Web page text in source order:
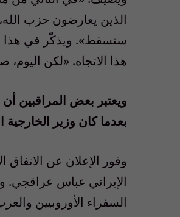
الذين يعارضون حزب
ستسقط». ويذكّر في هذا
هذا الاتجاه. «لكن
ويعتبر بعض المراقبين
بعدما كان وزير
وفور الإعلان عن الاتفاق
الإيراني عباس
السفراء الأوروبيين